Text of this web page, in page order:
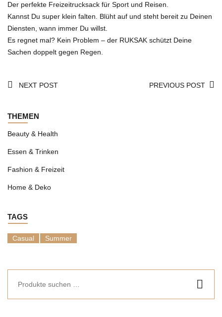
Der perfekte Freizeitrucksack für Sport und Reisen.
Kannst Du super klein falten. Blüht auf und steht bereit zu Deinen
Diensten, wann immer Du willst.
Es regnet mal? Kein Problem – der RUKSAK schützt Deine
Sachen doppelt gegen Regen.
NEXT POST PREVIOUS POST
THEMEN
Beauty & Health
Essen & Trinken
Fashion & Freizeit
Home & Deko
TAGS
Casual Summer